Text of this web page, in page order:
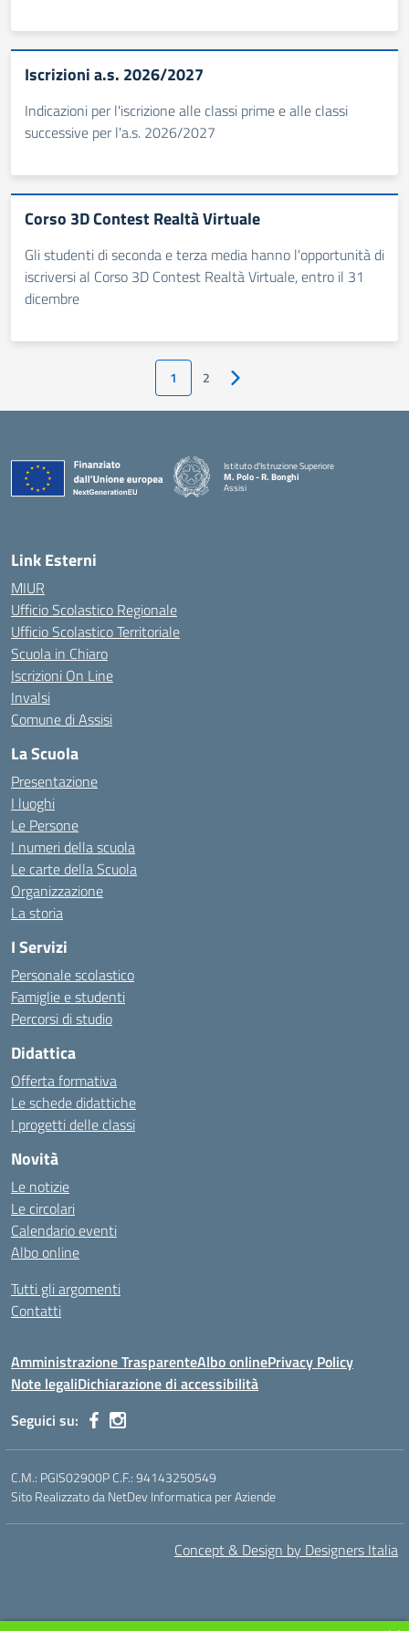
Iscrizioni a.s. 2026/2027
Indicazioni per l'iscrizione alle classi prime e alle classi
successive per l'a.s. 2026/2027
Corso 3D Contest Realtà Virtuale
Gli studenti di seconda e terza media hanno l'opportunità di
iscriversi al Corso 3D Contest Realtà Virtuale, entro il 31
dicembre
1 2 Pagina successiva
Istituto d'Istruzione Superiore
M. Polo - R. Bonghi
Assisi
Link Esterni
MIUR
Ufficio Scolastico Regionale
Ufficio Scolastico Territoriale
Scuola in Chiaro
Iscrizioni On Line
Invalsi
Comune di Assisi
La Scuola
Presentazione
I luoghi
Le Persone
I numeri della scuola
Le carte della Scuola
Organizzazione
La storia
I Servizi
Personale scolastico
Famiglie e studenti
Percorsi di studio
Didattica
Offerta formativa
Le schede didattiche
I progetti delle classi
Novità
Le notizie
Le circolari
Calendario eventi
Albo online
Tutti gli argomenti
Contatti
Amministrazione TrasparenteAlbo onlinePrivacy Policy
Note legaliDichiarazione di accessibilità
Seguici su:
C.M.: PGIS02900P C.F.: 94143250549
Sito Realizzato da NetDev Informatica per Aziende
Concept & Design by Designers Italia